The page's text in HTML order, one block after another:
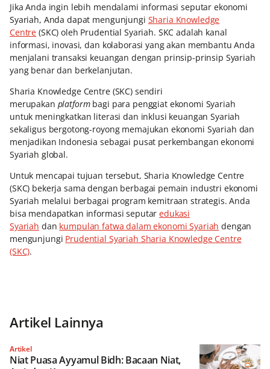
Jika Anda ingin lebih mendalami informasi seputar ekonomi
Syariah, Anda dapat mengunjungi Sharia Knowledge
Centre (SKC) oleh Prudential Syariah. SKC adalah kanal
informasi, inovasi, dan kolaborasi yang akan membantu Anda
menjalani transaksi keuangan dengan prinsip-prinsip Syariah
yang benar dan berkelanjutan.
Sharia Knowledge Centre (SKC) sendiri
merupakan platform bagi para penggiat ekonomi Syariah
untuk meningkatkan literasi dan inklusi keuangan Syariah
sekaligus bergotong-royong memajukan ekonomi Syariah dan
menjadikan Indonesia sebagai pusat perkembangan ekonomi
Syariah global.
Untuk mencapai tujuan tersebut, Sharia Knowledge Centre
(SKC) bekerja sama dengan berbagai pemain industri ekonomi
Syariah melalui berbagai program kemitraan strategis. Anda
bisa mendapatkan informasi seputaredukasi
Syariah dan kumpulan fatwa dalam ekonomi Syariah dengan
mengunjungi Prudential Syariah Sharia Knowledge Centre
(SKC).
Artikel Lainnya
Artikel
Niat Puasa Ayyamul Bidh: Bacaan Niat,